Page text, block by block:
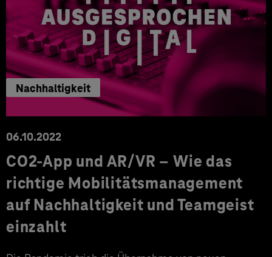
Nachhaltigkeit
06.10.2022
CO2-App und AR/VR – Wie das
richtige Mobilitätsmanagement
auf Nachhaltigkeit und Teamgeist
einzahlt